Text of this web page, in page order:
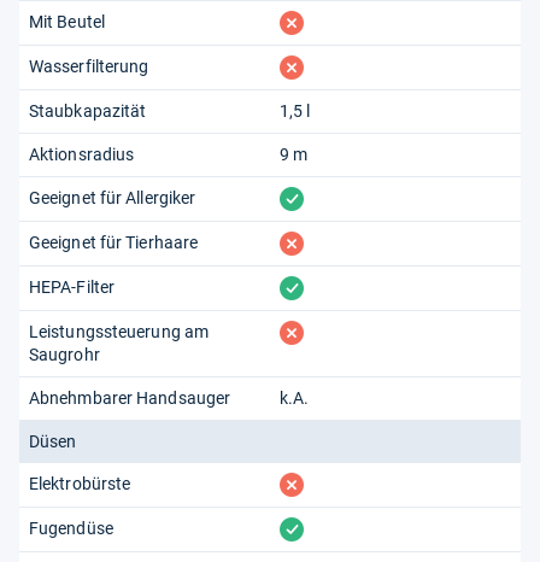
Mit Beutel fehlt
Wasserfilterung fehlt
Staubkapazität 1,5 l
Aktionsradius 9 m
Geeignet für Allergiker vorhanden
Geeignet für Tierhaare fehlt
HEPA-Filter vorhanden
Leistungssteuerung am
Saugrohr
fehlt
Abnehmbarer Handsauger k.A.
Düsen
Elektrobürste fehlt
Fugendüse vorhanden